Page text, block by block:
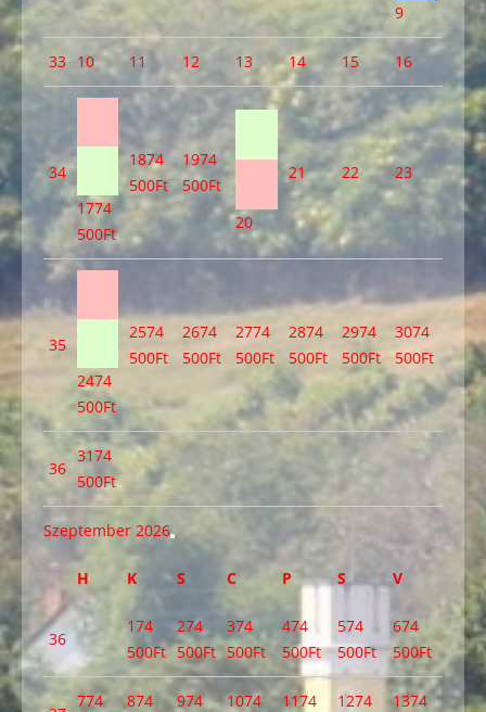
9
33 10 11 12 13 14 15 16
34
1774
500Ft
1874
500Ft
1974
500Ft
20
21 22 23
35
2474
500Ft
2574
500Ft
2674
500Ft
2774
500Ft
2874
500Ft
2974
500Ft
3074
500Ft
36
3174
500Ft
Szeptember 2026
H K S C P S V
36
174
500Ft
274
500Ft
374
500Ft
474
500Ft
574
500Ft
674
500Ft
774
874
974
1074
1174
1274
1374